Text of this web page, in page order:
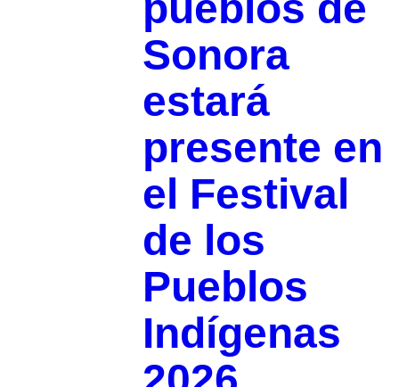
Sonora
estará
presente en
el Festival
de los
Pueblos
Indígenas